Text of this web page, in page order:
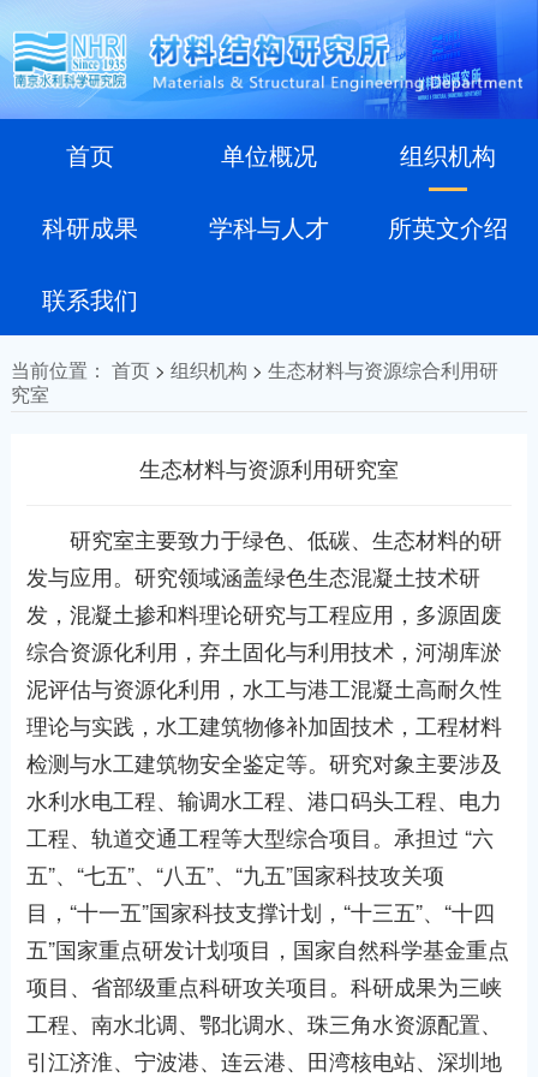
首页 单位概况 组织机构
科研成果 学科与人才 所英文介绍
联系我们
当前位置： 首页> 组织机构 > 生态材料与资源综合利用研
究室
生态材料与资源利用研究室
研究室主要致力于绿色、低碳、生态材料的研
发与应用。研究领域涵盖绿色生态混凝土技术研
发，混凝土掺和料理论研究与工程应用，多源固废
综合资源化利用，弃土固化与利用技术，河湖库淤
泥评估与资源化利用，水工与港工混凝土高耐久性
理论与实践，水工建筑物修补加固技术，工程材料
检测与水工建筑物安全鉴定等。研究对象主要涉及
水利水电工程、输调水工程、港口码头工程、电力
工程、轨道交通工程等大型综合项目。承担过 “六
五”、“七五”、“八五”、“九五”国家科技攻关项
目，“十一五”国家科技支撑计划，“十三五”、“十四
五”国家重点研发计划项目，国家自然科学基金重点
项目、省部级重点科研攻关项目。科研成果为三峡
工程、南水北调、鄂北调水、珠三角水资源配置、
引江济淮、宁波港、连云港、田湾核电站、深圳地